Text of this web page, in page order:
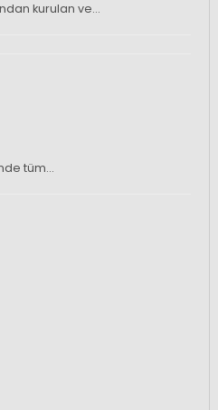
kurulan ve…
tüm…